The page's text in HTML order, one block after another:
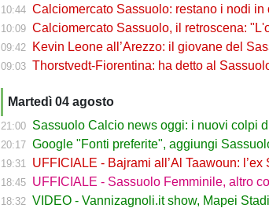
10:44 Calciomercato Sassuolo: restano i nodi in difesa e a
10:09 Calciomercato Sassuolo, il retroscena: "L'offerta del
09:42 Kevin Leone all’Arezzo: il giovane del Sassuolo in
09:03 Thorstvedt-Fiorentina: ha detto al Sassuolo che non
Martedì 04 agosto
21:00 Sassuolo Calcio news oggi: i nuovi colpi di
20:17 Google "Fonti preferite", aggiungi SassuoloNews.net e
19:31 UFFICIALE - Bajrami all’Al Taawoun: l’ex Sassuolo lascia i
18:45 UFFICIALE - Sassuolo Femminile, altro colpo:
18:32 VIDEO - Vannizagnoli.it show, Mapei Stadium: